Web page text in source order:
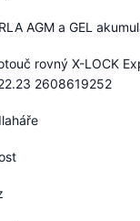
AGM a GEL
rovný X-LOCK
2608619252